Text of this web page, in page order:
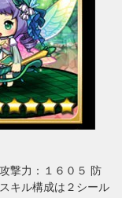
撃力：１６０５ 防
キル構成は２シール